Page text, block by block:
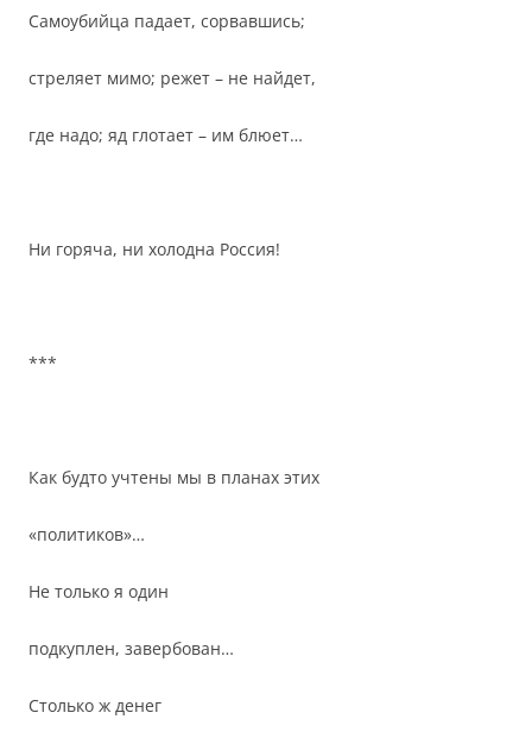
Самоубийца падает, сорвавшись;
стреляет мимо; режет – не найдет,
где надо; яд глотает – им блюет…
Ни горяча, ни холодна Россия!
***
Как будто учтены мы в планах этих
«политиков»…
Не только я один
подкуплен, завербован…
Столько ж денег